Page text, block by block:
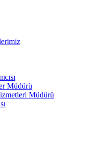
Müdürü
Müdürü